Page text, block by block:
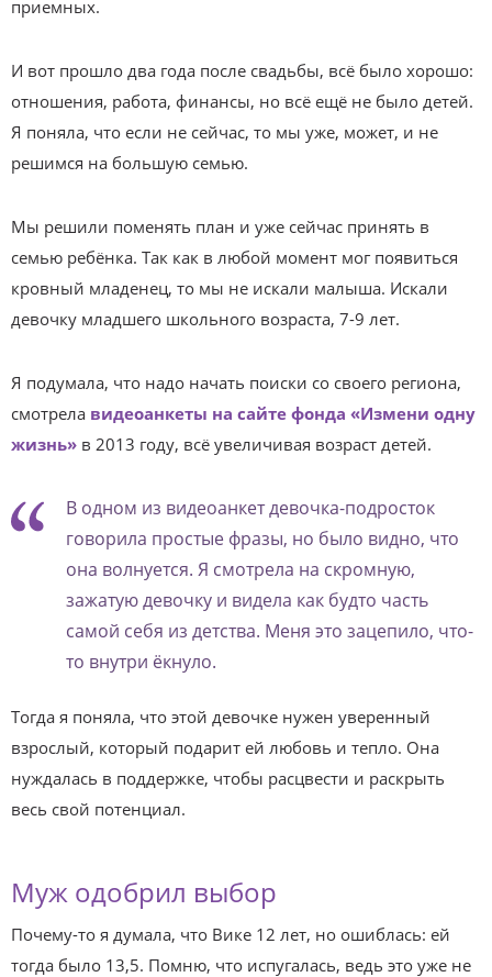
приемных.
И вот прошло два года после свадьбы, всё было хорошо:
отношения, работа, финансы, но всё ещё не было детей.
Я поняла, что если не сейчас, то мы уже, может, и не
решимся на большую семью.
Мы решили поменять план и уже сейчас принять в
семью ребёнка. Так как в любой момент мог появиться
кровный младенец, то мы не искали малыша. Искали
девочку младшего школьного возраста, 7-9 лет.
Я подумала, что надо начать поиски со своего региона,
смотрела видеоанкеты на сайте фонда «Измени одну
жизнь» в 2013 году, всё увеличивая возраст детей.
В одном из видеоанкет девочка-подросток
говорила простые фразы, но было видно, что
она волнуется. Я смотрела на скромную,
зажатую девочку и видела как будто часть
самой себя из детства. Меня это зацепило, что-
то внутри ёкнуло.
Тогда я поняла, что этой девочке нужен уверенный
взрослый, который подарит ей любовь и тепло. Она
нуждалась в поддержке, чтобы расцвести и раскрыть
весь свой потенциал.
Муж одобрил выбор
Почему-то я думала, что Вике 12 лет, но ошиблась: ей
тогда было 13,5. Помню, что испугалась, ведь это уже не